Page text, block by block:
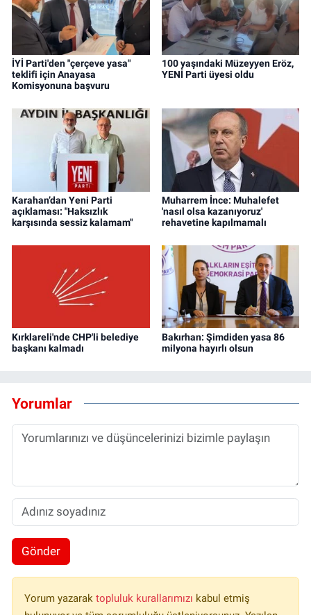
İYİ Parti'den "çerçeve yasa"
teklifi için Anayasa
Komisyonuna başvuru
100 yaşındaki Müzeyyen Eröz,
YENİ Parti üyesi oldu
Karahan’dan Yeni Parti
açıklaması: "Haksızlık
karşısında sessiz kalamam"
Muharrem İnce: Muhalefet
'nasıl olsa kazanıyoruz'
rehavetine kapılmamalı
Kırklareli'nde CHP'li belediye
başkanı kalmadı
Bakırhan: Şimdiden yasa 86
milyona hayırlı olsun
Yorumlar
Gönder
Yorum yazarak topluluk kurallarımızı kabul etmiş